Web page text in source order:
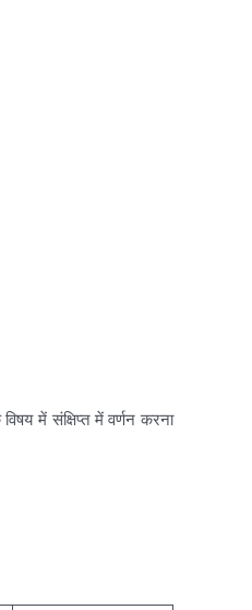
में संक्षिप्त में वर्णन करना